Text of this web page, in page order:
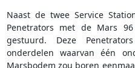
Naast de twee Service
Penetrators met de Mars
gestuurd. Deze
onderdelen waarvan één
Marsbodem zou boren